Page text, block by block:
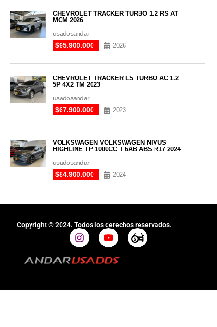
CHEVROLET TRACKER TURBO 1.2 RS AT
MCM 2026
usadosandar
$95.900.000
2026
CHEVROLET TRACKER LS TURBO AC 1.2
5P 4X2 TM 2023
usadosandar
$67.900.000
2023
VOLKSWAGEN VOLKSWAGEN NIVUS
HIGHLINE TP 1000CC T 6AB ABS R17 2024
usadosandar
$84.900.000
2024
Copyright © 2024. Todos los derechos reservados.